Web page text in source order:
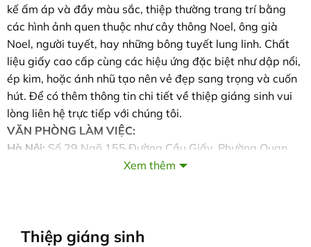
kế ấm áp và đầy màu sắc, thiệp thường trang trí bằng
các hình ảnh quen thuộc như cây thông Noel, ông già
Noel, người tuyết, hay những bông tuyết lung linh. Chất
liệu giấy cao cấp cùng các hiệu ứng đặc biệt như dập nổi,
ép kim, hoặc ánh nhũ tạo nên vẻ đẹp sang trọng và cuốn
hút. Để có thêm thông tin chi tiết về thiệp giáng sinh vui
lòng liên hệ trực tiếp với chúng tôi.
VĂN PHÒNG LÀM VIỆC:
Hà Nội: Số 29 Ngõ 155 Đường Cầu Giấy, Phường Quan
Website : www.inthiep.vn
Xem thêm
Thiệp giáng sinh